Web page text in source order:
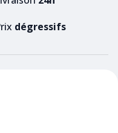
dégressifs